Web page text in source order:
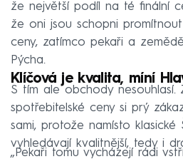
že největší podíl na té finální
že oni jsou schopni
ceny, zatímco pekaři a
Pýcha.
Klíčová je kvalita, míní
S tím ale obchody nesouhlasí.
spotřebitelské ceny si prý
sami, protože namísto klasické
vyhledávají kvalitnější, tedy i
„Pekaři tomu vycházejí rádi